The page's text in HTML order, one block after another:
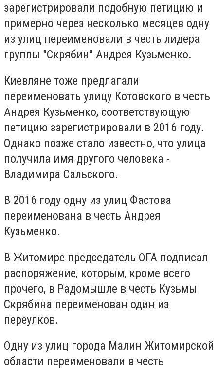
зарегистрировали подобную петицию и
примерно через несколько месяцев одну
из улиц переименовали в честь лидера
группы "Скрябин" Андрея Кузьменко.
Киевляне тоже предлагали
переименовать улицу Котовского в честь
Андрея Кузьменко, соответствующую
петицию зарегистрировали в 2016 году.
Однако позже стало известно, что улица
получила имя другого человека -
Владимира Сальского.
В 2016 году одну из улиц Фастова
переименована в честь Андрея
Кузьменко.
В Житомире председатель ОГА подписал
распоряжение, которым, кроме всего
прочего, в Радомышле в честь Кузьмы
Скрябина переименован один из
переулков.
Одну из улиц города Малин Житомирской
области переименовали в честь